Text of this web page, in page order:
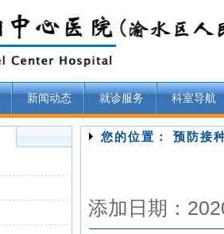
新闻动态 就诊服务 科室导航
您的位置： 预防接
添加日期：